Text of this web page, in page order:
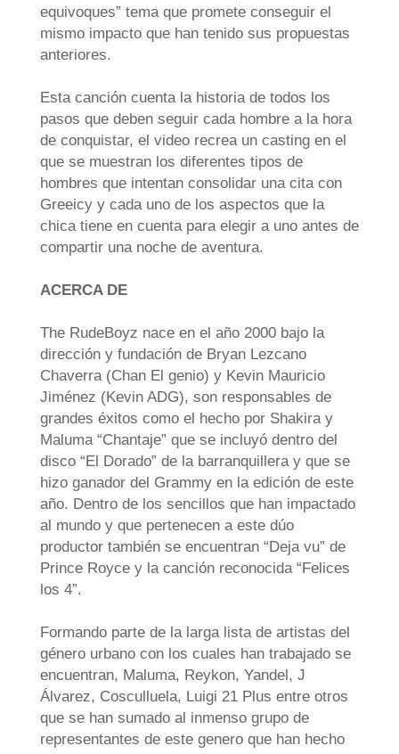
equivoques” tema que promete conseguir el
mismo impacto que han tenido sus propuestas
anteriores.
Esta canción cuenta la historia de todos los
pasos que deben seguir cada hombre a la hora
de conquistar, el video recrea un casting en el
que se muestran los diferentes tipos de
hombres que intentan consolidar una cita con
Greeicy y cada uno de los aspectos que la
chica tiene en cuenta para elegir a uno antes de
compartir una noche de aventura.
ACERCA DE
The RudeBoyz nace en el año 2000 bajo la
dirección y fundación de Bryan Lezcano
Chaverra (Chan El genio) y Kevin Mauricio
Jiménez (Kevin ADG), son responsables de
grandes éxitos como el hecho por Shakira y
Maluma “Chantaje” que se incluyó dentro del
disco “El Dorado” de la barranquillera y que se
hizo ganador del Grammy en la edición de este
año. Dentro de los sencillos que han impactado
al mundo y que pertenecen a este dúo
productor también se encuentran “Deja vu” de
Prince Royce y la canción reconocida “Felices
los 4”.
Formando parte de la larga lista de artistas del
género urbano con los cuales han trabajado se
encuentran, Maluma, Reykon, Yandel, J
Álvarez, Cosculluela, Luigi 21 Plus entre otros
que se han sumado al inmenso grupo de
representantes de este genero que han hecho